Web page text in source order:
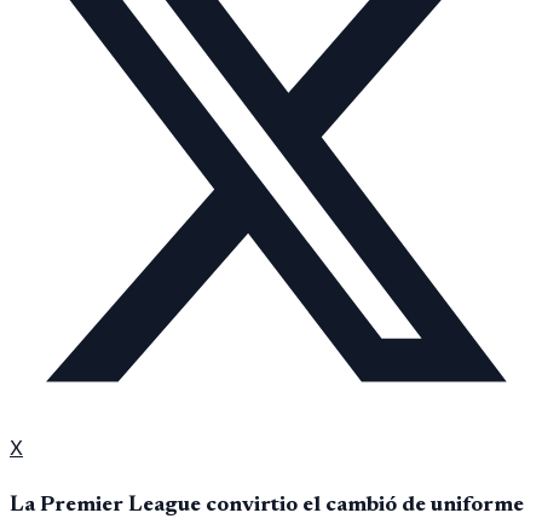
X
La Premier League convirtio el cambió de uniforme